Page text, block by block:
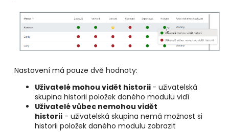
Nastavení má pouze dvě hodnoty:
Uživatelé mohou vidět historii - uživatelská
skupina historii položek daného modulu vidí
Uživatelé vůbec nemohou vidět
historii - uživatelská skupina nemá možnost si
historii položek daného modulu zobrazit